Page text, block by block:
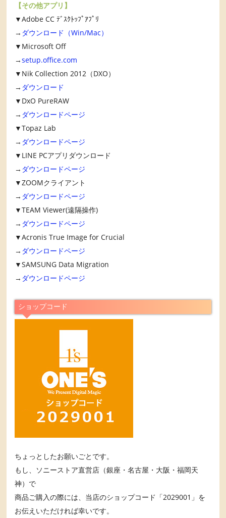
【その他アプリ】
▼Adobe CC ﾃﾞｽｸﾄｯﾌﾟｱﾌﾟﾘ
→ ダウンロード（Win/Mac）
▼Microsoft Off
→setup.office.com
▼Nik Collection 2012（DXO）
→ ダウンロード
▼DxO PureRAW
→ ダウンロードページ
▼Topaz Lab
→ ダウンロードページ
▼LINE PCアプリダウンロード
→ ダウンロードページ
▼ZOOMクライアント
→ ダウンロードページ
▼TEAM Viewer(遠隔操作)
→ ダウンロードページ
▼Acronis True Image for Crucial
→ ダウンロードページ
▼SAMSUNG Data Migration
→ ダウンロードページ
ショップコード
ちょっとしたお願いごとです。
もし、ソニーストア直営店（銀座・名古屋・大阪・福岡天
神）で
商品ご購入の際には、当店のショップコード「2029001」を
お伝えいただければ幸いです。